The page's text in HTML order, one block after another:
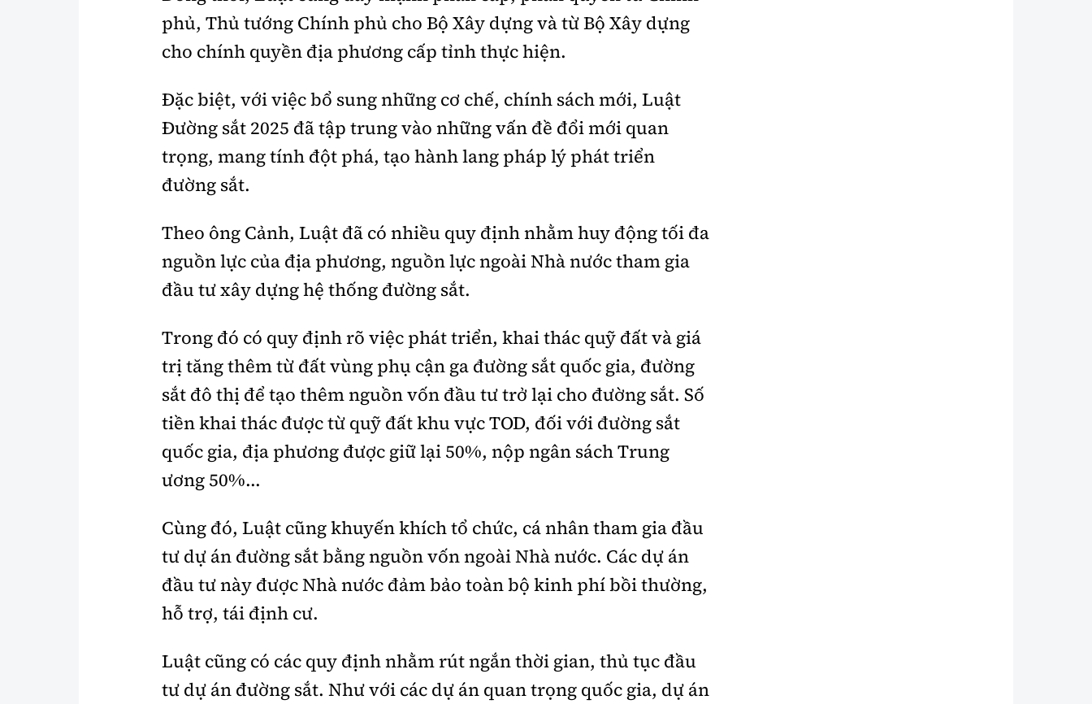
phủ, Thủ tướng Chính phủ cho Bộ Xây dựng và từ Bộ Xây dựng
cho chính quyền địa phương cấp tỉnh thực hiện.
Đặc biệt, với việc bổ sung những cơ chế, chính sách mới, Luật
Đường sắt 2025 đã tập trung vào những vấn đề đổi mới quan
trọng, mang tính đột phá, tạo hành lang pháp lý phát triển
đường sắt.
Theo ông Cảnh, Luật đã có nhiều quy định nhằm huy động tối đa
nguồn lực của địa phương, nguồn lực ngoài Nhà nước tham gia
đầu tư xây dựng hệ thống đường sắt.
Trong đó có quy định rõ việc phát triển, khai thác quỹ đất và giá
trị tăng thêm từ đất vùng phụ cận ga đường sắt quốc gia, đường
sắt đô thị để tạo thêm nguồn vốn đầu tư trở lại cho đường sắt. Số
tiền khai thác được từ quỹ đất khu vực TOD, đối với đường sắt
quốc gia, địa phương được giữ lại 50%, nộp ngân sách Trung
ương 50%...
Cùng đó, Luật cũng khuyến khích tổ chức, cá nhân tham gia đầu
tư dự án đường sắt bằng nguồn vốn ngoài Nhà nước. Các dự án
đầu tư này được Nhà nước đảm bảo toàn bộ kinh phí bồi thường,
hỗ trợ, tái định cư.
Luật cũng có các quy định nhằm rút ngắn thời gian, thủ tục đầu
tư dự án đường sắt. Như với các dự án quan trọng quốc gia, dự án